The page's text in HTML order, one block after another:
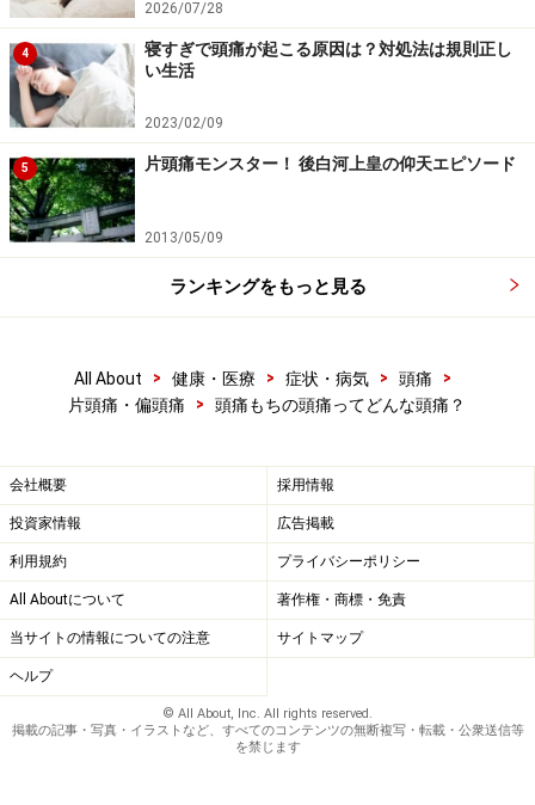
情報提供者は一切の責任を負いかねます。
免責事項
2026/07/28
4
寝すぎで頭痛が起こる原因は？対処法は規則正し
い生活
2023/02/09
5 片頭痛モンスター！ 後白河上皇の仰天エピソード
2013/05/09
ランキングをもっと見る
All About > 健康・医療 > 症状・病気 > 頭痛
>
片頭痛・偏頭痛
> 頭痛もちの頭痛ってどんな頭痛？
会社概要 採用情報
投資家情報 広告掲載
利用規約 プライバシーポリシー
All Aboutについて 著作権・商標・免責
当サイトの情報についての注意 サイトマップ
ヘルプ
© All About, Inc. All rights reserved.
掲載の記事・写真・イラストなど、すべてのコンテンツの無断複写・転載・公衆送信等
を禁じます